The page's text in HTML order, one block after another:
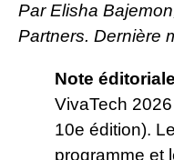
Par Elisha
Partners. Dernière
Note
VivaTech
10e édition).
programme et